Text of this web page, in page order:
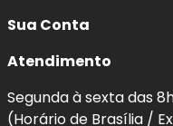
Sua Conta
Atendimento
Segunda à sexta das
(Horário de Brasília /